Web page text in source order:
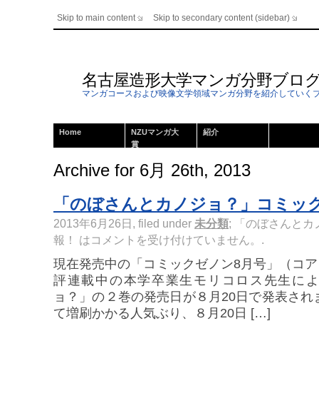
Skip to main content Skip to secondary content (sidebar)
名古屋造形大学マンガ分野ブロ
マンガコースおよび映像文学領域マンガ分野を紹介していく
Home
NZUマンガ大
賞
紹介
Archive for 6月 26th, 2013
「のぼさんとカノジョ？」コミッ
2013年6月26日, filed under 未分類;
「のぼさんと
報！ はコメントを受け付けていません。 .
現在発売中の「コミックゼノン8月号」（コ
評連載中の本学卒業生モリコロス先生に
ョ？」の２巻の発売日が８月20日で発表さ
て増刷かかる人気ぶり、８月20日 […]